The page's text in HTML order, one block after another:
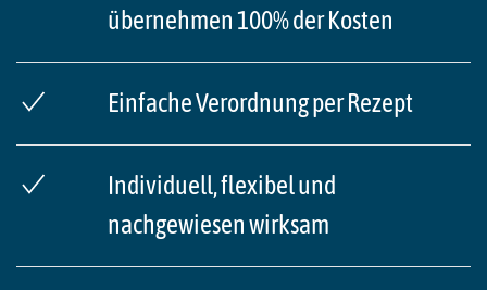
übernehmen 100% der Kosten
Einfache Verordnung per Rezept
Individuell, flexibel und
nachgewiesen wirksam